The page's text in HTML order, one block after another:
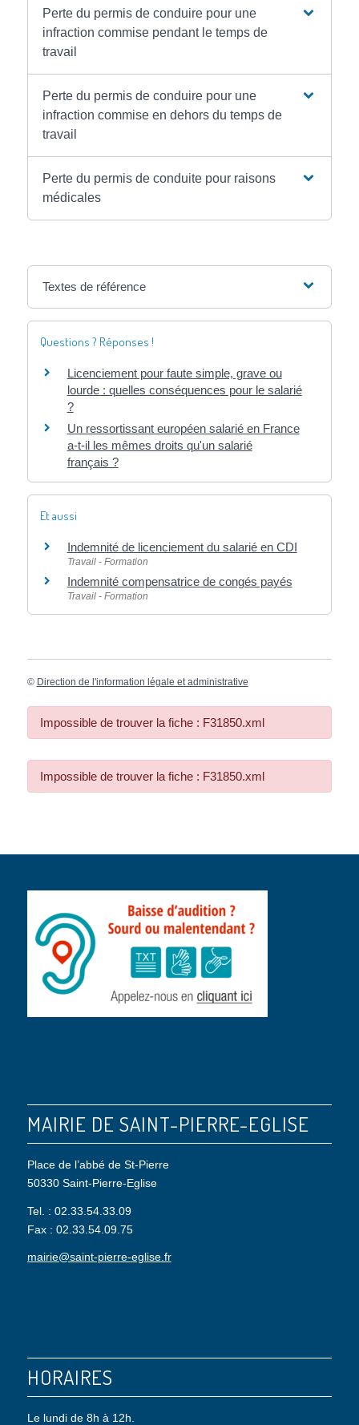
Perte du permis de conduire pour une
infraction commise pendant le temps de
travail
Perte du permis de conduire pour une
infraction commise en dehors du temps de
travail
Perte du permis de conduite pour raisons
médicales
Textes de référence
Questions ? Réponses !
Licenciement pour faute simple, grave ou
lourde : quelles conséquences pour le salarié
?
Un ressortissant européen salarié en France
a-t-il les mêmes droits qu'un salarié
français ?
Et aussi
Indemnité de licenciement du salarié en CDI
Travail - Formation
Indemnité compensatrice de congés payés
Travail - Formation
© Direction de l'information légale et administrative
Impossible de trouver la fiche : F31850.xml
Impossible de trouver la fiche : F31850.xml
MAIRIE DE SAINT-PIERRE-EGLISE
Place de l’abbé de St-Pierre
50330 Saint-Pierre-Eglise
Tel. : 02.33.54.33.09
Fax : 02.33.54.09.75
mairie@saint-pierre-eglise.fr
HORAIRES
Le lundi de 8h à 12h.